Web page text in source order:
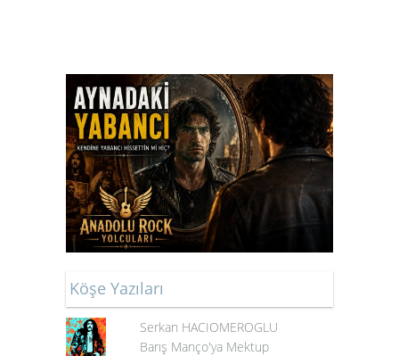
Köşe Yazıları
Serkan HACIOMEROGLU
Barış Manço'ya Mektup